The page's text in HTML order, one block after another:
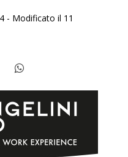
- Modificato il 11